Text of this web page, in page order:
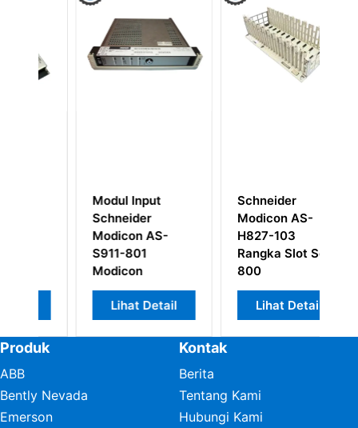
Schneider
Modicon AS-
H827-103
Rangka Slot Seri
800
Lihat Detail
Schneider
Modicon MC-
CSSA-025 Kabel
Daya Servo
Lihat Detail
Produk
ABB
Bently Nevada
Emerson
Kontak
Berita
Tentang Kami
Hubungi Kami